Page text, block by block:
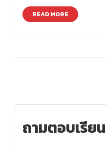
READ MORE
ถามตอบเรีย